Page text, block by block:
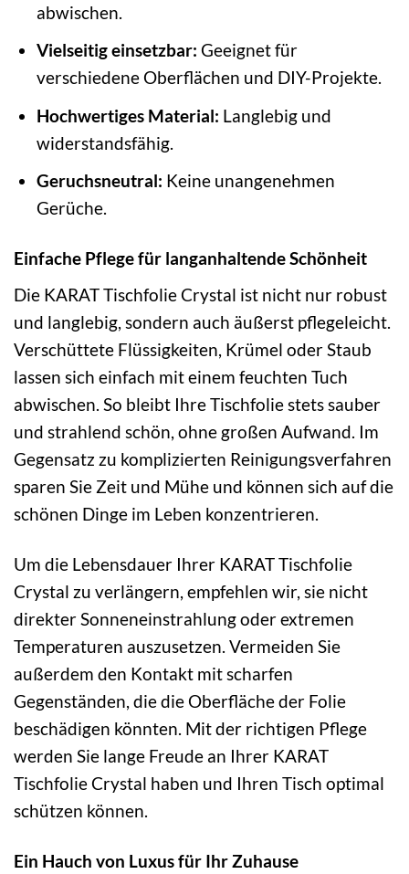
abwischen.
Vielseitig einsetzbar: Geeignet für
verschiedene Oberflächen und DIY-Projekte.
Hochwertiges Material: Langlebig und
widerstandsfähig.
Geruchsneutral: Keine unangenehmen
Gerüche.
Einfache Pflege für langanhaltende Schönheit
Die KARAT Tischfolie Crystal ist nicht nur robust
und langlebig, sondern auch äußerst pflegeleicht.
Verschüttete Flüssigkeiten, Krümel oder Staub
lassen sich einfach mit einem feuchten Tuch
abwischen. So bleibt Ihre Tischfolie stets sauber
und strahlend schön, ohne großen Aufwand. Im
Gegensatz zu komplizierten Reinigungsverfahren
sparen Sie Zeit und Mühe und können sich auf die
schönen Dinge im Leben konzentrieren.
Um die Lebensdauer Ihrer KARAT Tischfolie
Crystal zu verlängern, empfehlen wir, sie nicht
direkter Sonneneinstrahlung oder extremen
Temperaturen auszusetzen. Vermeiden Sie
außerdem den Kontakt mit scharfen
Gegenständen, die die Oberfläche der Folie
beschädigen könnten. Mit der richtigen Pflege
werden Sie lange Freude an Ihrer KARAT
Tischfolie Crystal haben und Ihren Tisch optimal
schützen können.
Ein Hauch von Luxus für Ihr Zuhause